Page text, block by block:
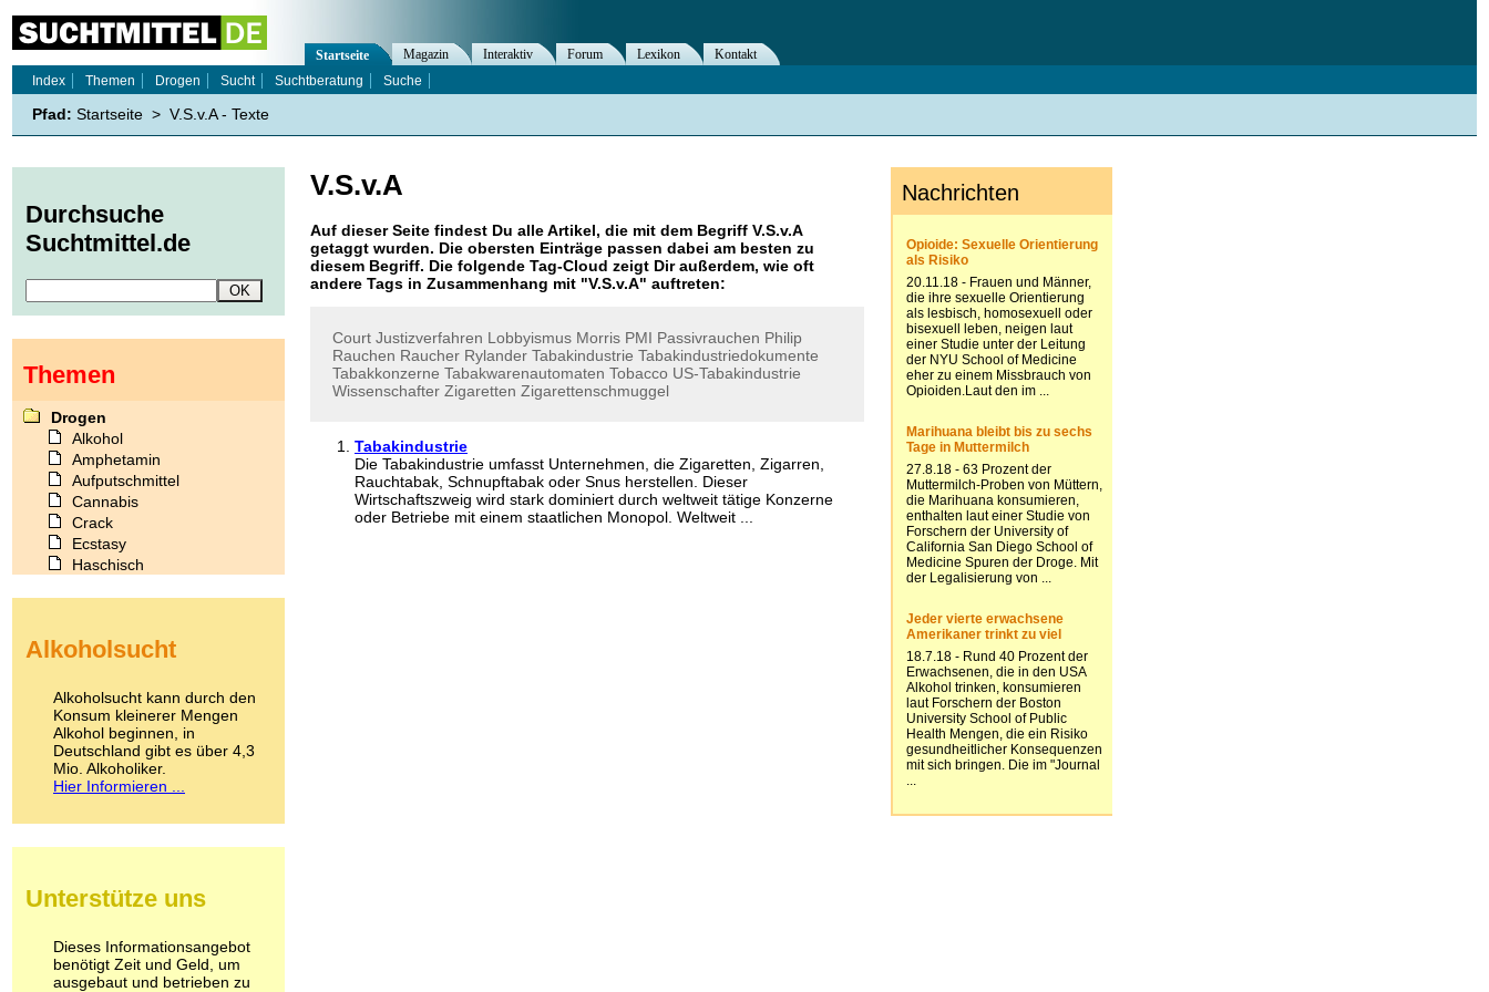
V.S.v.A
Auf dieser Seite findest Du alle Artikel, die mit dem Begriff V.S.v.A
getaggt wurden. Die obersten Einträge passen dabei am besten zu
diesem Begriff. Die folgende Tag-Cloud zeigt Dir außerdem, wie oft
andere Tags in Zusammenhang mit "V.S.v.A" auftreten:
Court Justizverfahren Lobbyismus Morris PMI Passivrauchen Philip
Rauchen Raucher Rylander Tabakindustrie Tabakindustriedokumente
Tabakkonzerne Tabakwarenautomaten Tobacco US-Tabakindustrie
Wissenschafter Zigaretten Zigarettenschmuggel
Tabakindustrie
Die Tabakindustrie umfasst Unternehmen, die Zigaretten, Zigarren,
Rauchtabak, Schnupftabak oder Snus herstellen. Dieser
Wirtschaftszweig wird stark dominiert durch weltweit tätige Konzerne
oder Betriebe mit einem staatlichen Monopol. Weltweit ...
Startseite Magazin Interaktiv Forum Lexikon
Kontakt
Index
Themen Drogen Sucht Suchtberatung Suche
Pfad: Startseite > V.S.v.A - Texte
Durchsuche
Suchtmittel.de
Themen
Drogen
Alkohol
Amphetamin
Aufputschmittel
Cannabis
Crack
Ecstasy
Haschisch
Kokain
LSD
Marihuana
Medikamente
Meskalin
Metamphetamin
Methadon
Pilze
Psychopharmaka
Schlafmittel
Schmerzmittel
Alkoholsucht
Alkoholsucht kann durch den
Konsum kleinerer Mengen
Alkohol beginnen, in
Deutschland gibt es über 4,3
Mio. Alkoholiker.
Hier Informieren ...
Unterstütze uns
Dieses Informationsangebot
benötigt Zeit und Geld, um
ausgebaut und betrieben zu